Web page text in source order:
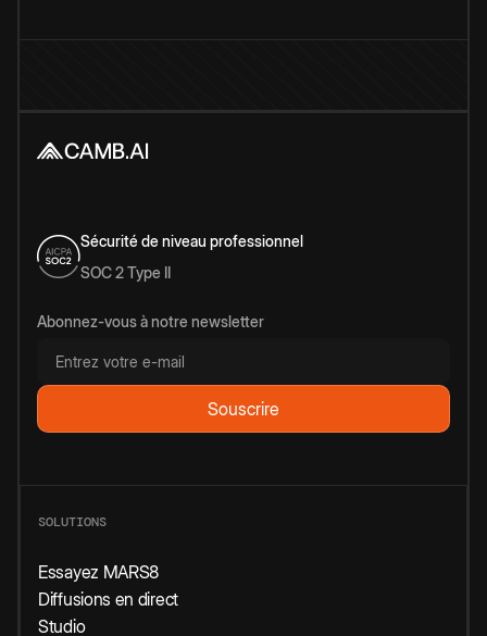
Sécurité de niveau professionnel
SOC 2 Type II
Abonnez-vous à notre newsletter
SOLUTIONS
Essayez MARS8
Diffusions en direct
Studio